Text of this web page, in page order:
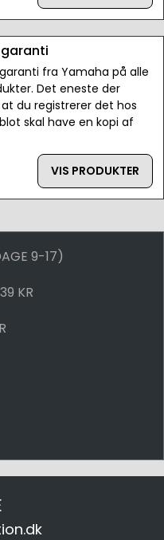
garanti
fra Yamaha på alle
Det eneste der
du registrerer det hos
skal have en kopi af
VIS PRODUKTER
9-17)
KR